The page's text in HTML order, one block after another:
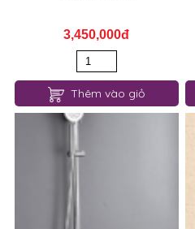
3,450,000đ
Thêm vào giỏ